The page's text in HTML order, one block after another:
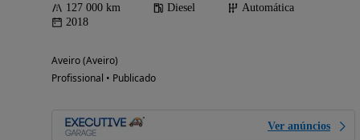
127 000 km Diesel
Automática
2018
Aveiro (Aveiro)
Profissional • Publicado
Ver anúncios